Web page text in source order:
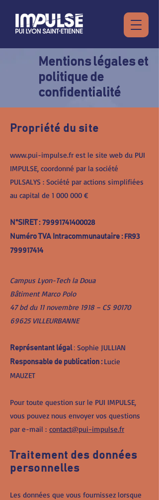
Mentions légales et
politique de
confidentialité
Propriété du site
www.pui-impulse.fr est le site web du PUI
IMPULSE, coordonné par la société
PULSALYS : Société par actions simplifiées
au capital de 1 000 000 €
N°SIRET : 79991741400028
Numéro TVA Intracommunautaire : FR93
799917414
Campus Lyon-Tech la Doua
Bâtiment Marco Polo
47 bd du 11 novembre 1918 – CS 90170
69625 VILLEURBANNE
Représentant légal: Sophie JULLIAN
Responsable de publication : Lucie
MAUZET
Pour toute question sur le PUI IMPULSE,
vous pouvez nous envoyer vos questions
par e-mail : contact@pui-impulse.fr
Traitement des données
personnelles
Les données que vous fournissez lorsque